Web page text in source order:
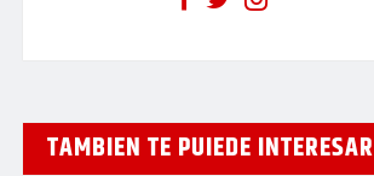
TAMBIEN TE PUIEDE INTERESAR